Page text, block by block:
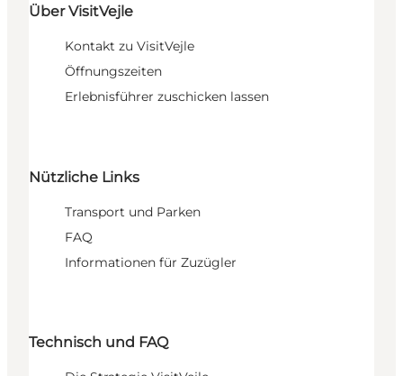
Über VisitVejle
Kontakt zu VisitVejle
Öffnungszeiten
Erlebnisführer zuschicken lassen
Nützliche Links
Transport und Parken
FAQ
Informationen für Zuzügler
Technisch und FAQ